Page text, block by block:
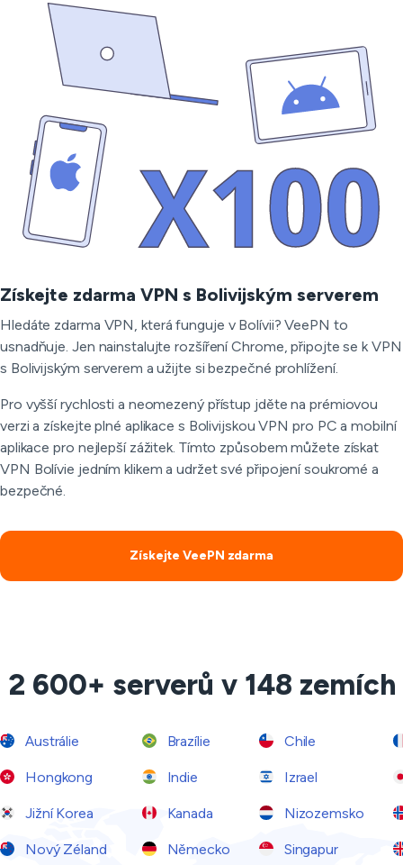
Získejte zdarma VPN s Bolivijským serverem
Hledáte zdarma VPN, která funguje v Bolívii? VeePN to
usnadňuje. Jen nainstalujte rozšíření Chrome, připojte se k VPN
s Bolivijským serverem a užijte si bezpečné prohlížení.
Pro vyšší rychlosti a neomezený přístup jděte na prémiovou
verzi a získejte plné aplikace s Bolivijskou VPN pro PC a mobilní
aplikace pro nejlepší zážitek. Tímto způsobem můžete získat
VPN Bolívie jedním klikem a udržet své připojení soukromé a
bezpečné.
Získejte VeePN zdarma
2 600+ serverů v 148 zemích
Austrálie Brazílie Chile
Hongkong Indie Izrael
Jižní Korea Kanada Nizozemsko
Nový Zéland Německo Singapur